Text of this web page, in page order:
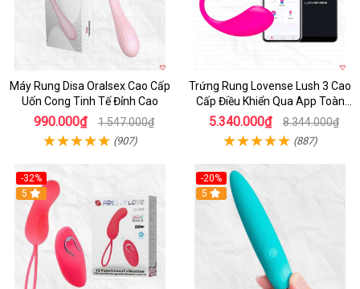
Máy Rung Disa Oralsex Cao Cấp
Uốn Cong Tinh Tế Đỉnh Cao
990.000₫ 1.547.000₫
(907)
Trứng Rung Lovense Lush 3 Cao
Cấp Điều Khiển Qua App Toàn
Cầu
5.340.000₫ 8.344.000₫
(887)
-32%
5
-20%
5